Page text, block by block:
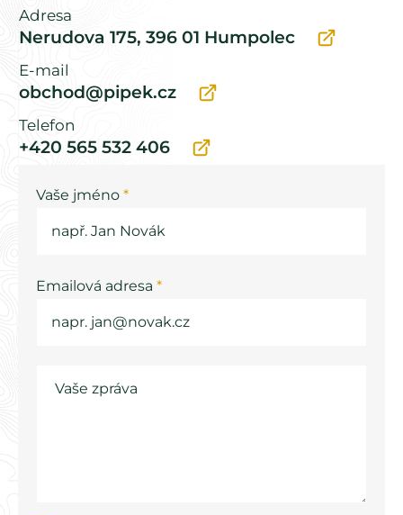
Vaše jméno *
Emailová adresa *
Adresa
Nerudova 175, 396 01 Humpolec
E-mail
obchod@pipek.cz
Telefon
+420 565 532 406